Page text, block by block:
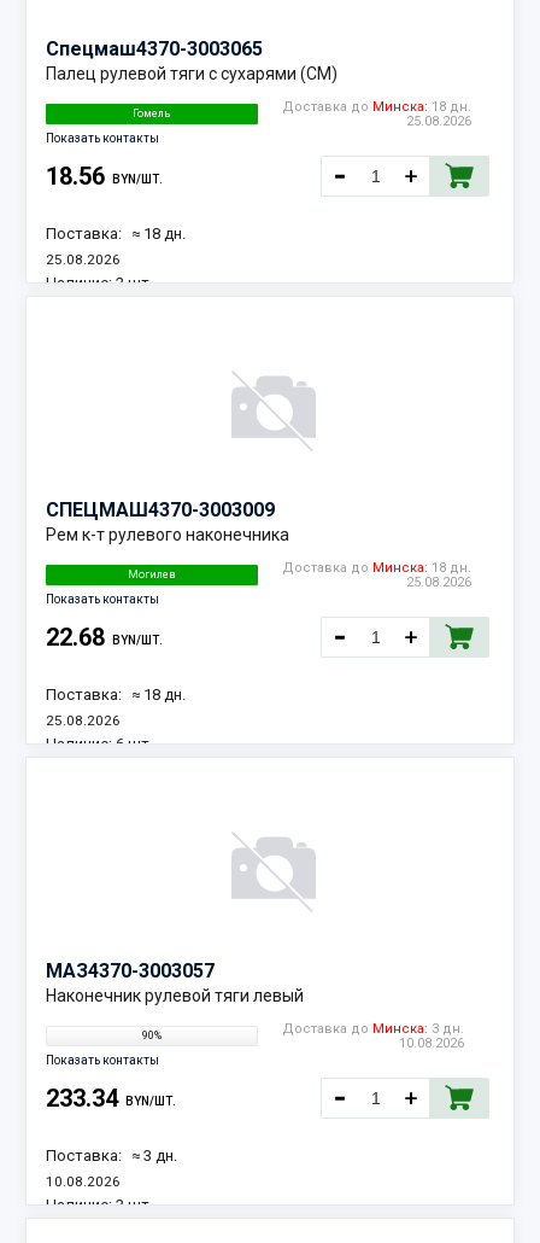
Спецмаш4370-3003065
Палец рулевой тяги с сухарями (СМ)
Гомель
Показать контакты
Доставка до Минска: 18 дн.
25.08.2026
18.56 BYN/ШТ.
Поставка: ≈ 18 дн.
25.08.2026
Наличие: 2 шт.
СПЕЦМАШ4370-3003009
Рем к-т рулевого наконечника
Могилев
Показать контакты
Доставка до Минска: 18 дн.
25.08.2026
22.68 BYN/ШТ.
Поставка: ≈ 18 дн.
25.08.2026
Наличие: 6 шт.
МАЗ4370-3003057
Наконечник рулевой тяги левый
90%
Показать контакты
Доставка до Минска: 3 дн.
10.08.2026
233.34 BYN/ШТ.
Поставка: ≈ 3 дн.
10.08.2026
Наличие: 3 шт.